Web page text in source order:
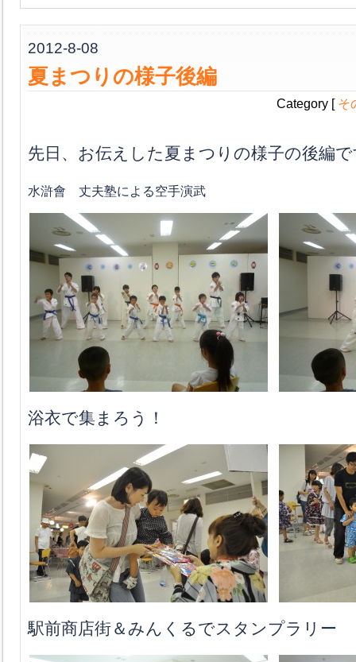
2012-8-08
夏まつりの様子後編
Category [ そ
先日、お伝えした夏まつりの様子の後編
水滸會 丈夫塾による空手演武
浴衣で集まろう！
駅前商店街＆みんくるでスタンプラリー